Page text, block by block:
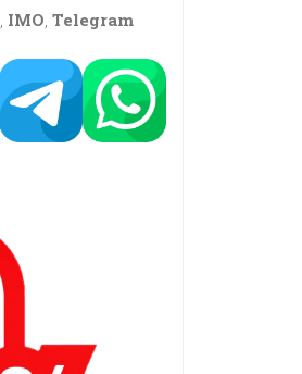
IMO Telegram